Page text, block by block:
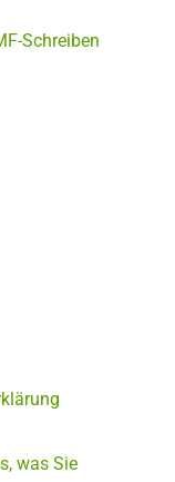
Schreiben
was Sie